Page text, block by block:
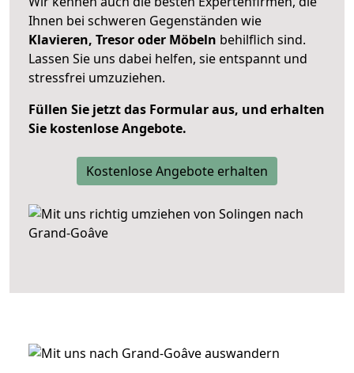
Ihnen bei schweren Gegenständen wie
Klavieren, Tresor oder Möbeln behilflich sind.
Lassen Sie uns dabei helfen, sie entspannt und
stressfrei umzuziehen.
Füllen Sie jetzt das Formular aus, und erhalten
Sie kostenlose Angebote.
Kostenlose Angebote erhalten